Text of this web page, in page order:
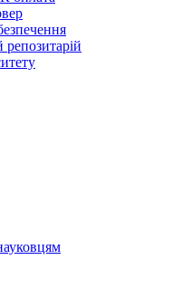
репозитарій